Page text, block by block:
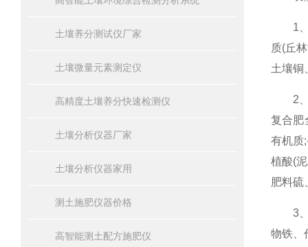
土壤养分测试仪厂家
土壤微量元素测定仪
高精度土壤养分快速检测仪
土壤分析仪器厂家
土壤分析仪器家用
测土施肥仪器价格
高智能测土配方施肥仪
1、
质(丘
土壤铜
2、
复合肥
有机质
植酸(
肥料
3、
物铁、